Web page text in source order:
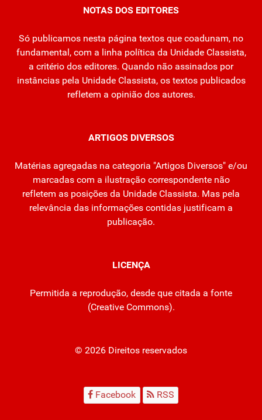
NOTAS DOS EDITORES
Só publicamos nesta página textos que coadunam, no
fundamental, com a linha política da Unidade Classista,
a critério dos editores. Quando não assinados por
instâncias pela Unidade Classista, os textos publicados
refletem a opinião dos autores.
ARTIGOS DIVERSOS
Matérias agregadas na categoria "Artigos Diversos" e/ou
marcadas com a ilustração correspondente não
refletem as posições da Unidade Classista. Mas pela
relevância das informações contidas justificam a
publicação.
LICENÇA
Permitida a reprodução, desde que citada a fonte
(Creative Commons).
© 2026 Direitos reservados
Facebook RSS